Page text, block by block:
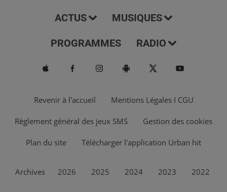
ACTUS MUSIQUES
PROGRAMMES RADIO
Revenir à l'accueil Mentions Légales I CGU
Règlement général des jeux SMS Gestion des cookies
Plan du site Télécharger l'application Urban hit
Archives 2026 2025 2024 2023 2022